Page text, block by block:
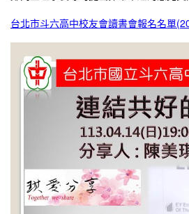
台北市斗六高中校友會讀書會報名名單